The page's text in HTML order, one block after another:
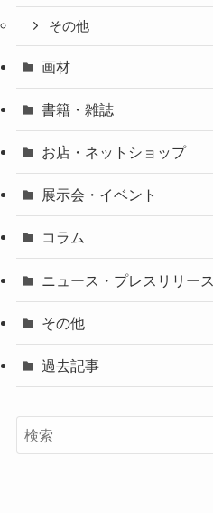
その他
画材
書籍・雑誌
お店・ネットショップ
展示会・イベント
コラム
ニュース・プレスリリース
その他
過去記事